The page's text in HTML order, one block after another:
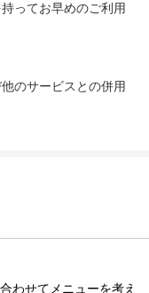
ってお早めのご利用
のサービスとの併用
わせてメニューを考え